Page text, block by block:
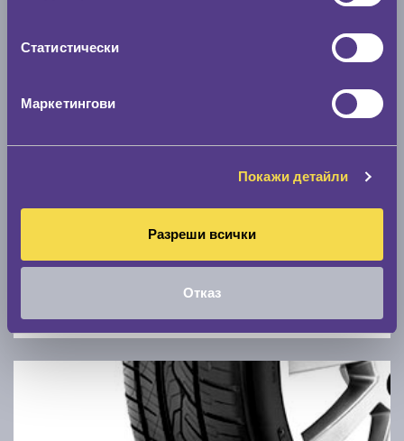
Статистически
Маркетингови
Покажи детайли
Разреши всички
Отказ
По марка автомобил